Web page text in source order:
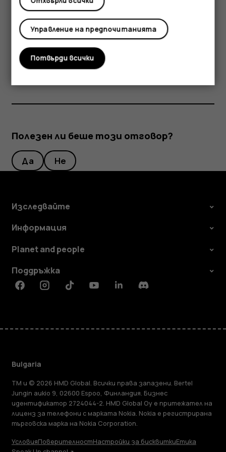
може автоматично да се забави, да затвори
приложения, да прекрати зареждането и ако е
необходимо – да се изключи. Ако устройството не
работи правилно, занесете го в най-близкия
оторизиран сервизен център.
Полезен ли беше този отговор?
Да Не
Изследвайте
Информация
Planet and people
Поддръжка
FacebookInstagramTiktokYoutubeLinkedinDiscord
Bulgaria
TM и © 2026 HMD Global. Всички права запазени. Bertel
Jungin aukio 9, 02600 Espoo, Финландия. Бизнес
идентификатор 2724044-2. HMD Global Oy е притежател на
лиценз за телефони с марката Nokia. Nokia е регистрирана
търговска марка на Nokia Corporation.
УсловияПоверителностНастройки за бисквиткиЕтика
Управление на предпочитанията
Потвърди всички